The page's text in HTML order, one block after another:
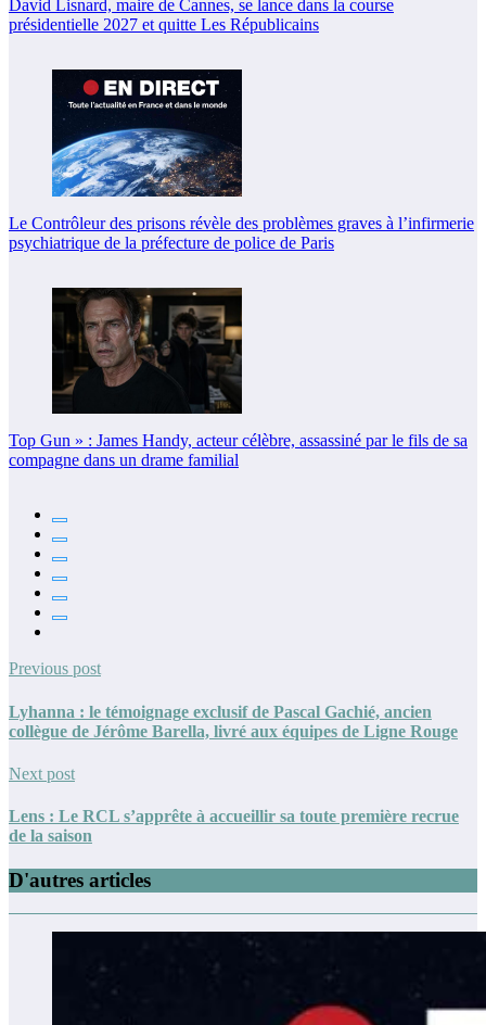
David Lisnard, maire de Cannes, se lance dans la course
présidentielle 2027 et quitte Les Républicains
Le Contrôleur des prisons révèle des problèmes graves à l’infirmerie
psychiatrique de la préfecture de police de Paris
Top Gun » : James Handy, acteur célèbre, assassiné par le fils de sa
compagne dans un drame familial
Previous post
Lyhanna : le témoignage exclusif de Pascal Gachié, ancien
collègue de Jérôme Barella, livré aux équipes de Ligne Rouge
Next post
Lens : Le RCL s’apprête à accueillir sa toute première recrue
de la saison
D'autres articles